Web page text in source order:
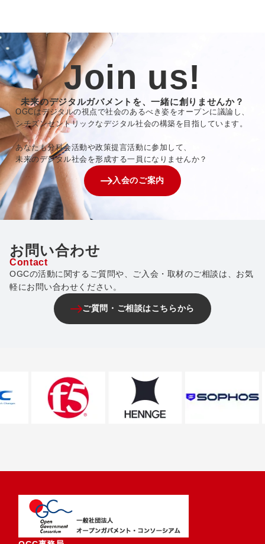
Join us!
未来のデジタルガバメントを、一緒に創りませんか？
OGCはデジタルの視点で社会のあるべき姿をオープンに議論し、
シチズンセントリックなデジタル社会の構築を目指しています。
あなたも分科会活動や政策提言活動に参加して、
未来のデジタル社会を形成する一員になりませんか？
入会のご案内
お問い合わせ
Contact
OGCの活動に関するご質問や、ご入会・取材のご相談は、お気
軽にお問い合わせください。
ご質問・ご相談はこちらから